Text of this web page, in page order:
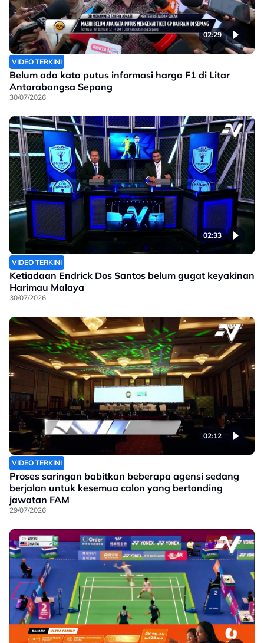
02:29
VIDEO TERKINI
Belum ada kata putus informasi harga F1 di Litar
Antarabangsa Sepang
30/07/2026
02:33
VIDEO TERKINI
Ketiadaan Endrick Dos Santos belum gugat keyakinan
Harimau Malaya
30/07/2026
02:12
VIDEO TERKINI
Proses saringan babitkan beberapa agensi sedang
berjalan untuk kesemua calon yang bertanding
jawatan FAM
29/07/2026